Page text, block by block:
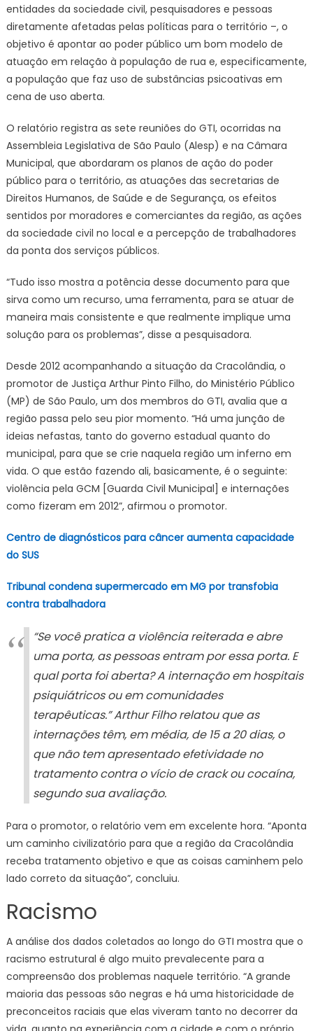
entidades da sociedade civil, pesquisadores e pessoas
diretamente afetadas pelas políticas para o território –, o
objetivo é apontar ao poder público um bom modelo de
atuação em relação à população de rua e, especificamente,
a população que faz uso de substâncias psicoativas em
cena de uso aberta.
O relatório registra as sete reuniões do GTI, ocorridas na
Assembleia Legislativa de São Paulo (Alesp) e na Câmara
Municipal, que abordaram os planos de ação do poder
público para o território, as atuações das secretarias de
Direitos Humanos, de Saúde e de Segurança, os efeitos
sentidos por moradores e comerciantes da região, as ações
da sociedade civil no local e a percepção de trabalhadores
da ponta dos serviços públicos.
“Tudo isso mostra a potência desse documento para que
sirva como um recurso, uma ferramenta, para se atuar de
maneira mais consistente e que realmente implique uma
solução para os problemas”, disse a pesquisadora.
Desde 2012 acompanhando a situação da Cracolândia, o
promotor de Justiça Arthur Pinto Filho, do Ministério Público
(MP) de São Paulo, um dos membros do GTI, avalia que a
região passa pelo seu pior momento. “Há uma junção de
ideias nefastas, tanto do governo estadual quanto do
municipal, para que se crie naquela região um inferno em
vida. O que estão fazendo ali, basicamente, é o seguinte:
violência pela GCM [Guarda Civil Municipal] e internações
como fizeram em 2012”, afirmou o promotor.
Centro de diagnósticos para câncer aumenta capacidade
do SUS
Tribunal condena supermercado em MG por transfobia
contra trabalhadora
“Se você pratica a violência reiterada e abre
uma porta, as pessoas entram por essa porta. E
qual porta foi aberta? A internação em hospitais
psiquiátricos ou em comunidades
terapêuticas.” Arthur Filho relatou que as
internações têm, em média, de 15 a 20 dias, o
que não tem apresentado efetividade no
tratamento contra o vício de crack ou cocaína,
segundo sua avaliação.
Para o promotor, o relatório vem em excelente hora. “Aponta
um caminho civilizatório para que a região da Cracolândia
receba tratamento objetivo e que as coisas caminhem pelo
lado correto da situação”, concluiu.
Racismo
A análise dos dados coletados ao longo do GTI mostra que o
racismo estrutural é algo muito prevalecente para a
compreensão dos problemas naquele território. “A grande
maioria das pessoas são negras e há uma historicidade de
preconceitos raciais que elas viveram tanto no decorrer da